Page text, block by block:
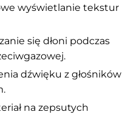
wyświetlanie tekstur
się dłoni podczas
dźwięku z głośników
na zepsutych